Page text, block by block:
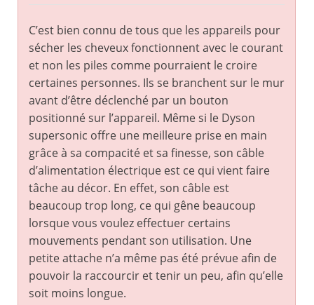
C’est bien connu de tous que les appareils pour
sécher les cheveux fonctionnent avec le courant
et non les piles comme pourraient le croire
certaines personnes. Ils se branchent sur le mur
avant d’être déclenché par un bouton
positionné sur l’appareil. Même si le Dyson
supersonic offre une meilleure prise en main
grâce à sa compacité et sa finesse, son câble
d’alimentation électrique est ce qui vient faire
tâche au décor. En effet, son câble est
beaucoup trop long, ce qui gêne beaucoup
lorsque vous voulez effectuer certains
mouvements pendant son utilisation. Une
petite attache n’a même pas été prévue afin de
pouvoir la raccourcir et tenir un peu, afin qu’elle
soit moins longue.